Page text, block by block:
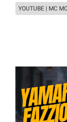
YOUTUBE | MC